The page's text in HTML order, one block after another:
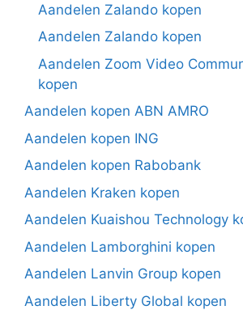
Aandelen Zalando kopen
Aandelen Zalando kopen
Aandelen Zoom Video
kopen
Aandelen kopen ABN AMRO
Aandelen kopen ING
Aandelen kopen Rabobank
Aandelen Kraken kopen
Aandelen Kuaishou Technology
Aandelen Lamborghini kopen
Aandelen Lanvin Group kopen
Aandelen Liberty Global kopen